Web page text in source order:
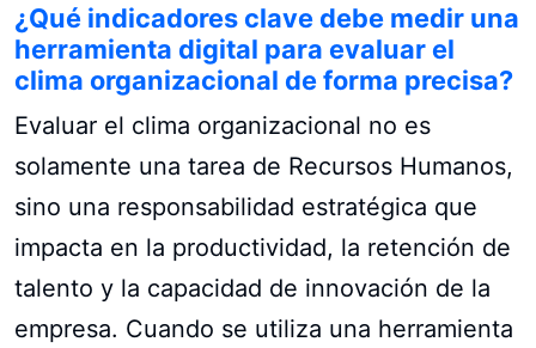
¿Qué indicadores clave debe medir una
herramienta digital para evaluar el
clima organizacional de forma precisa?
Evaluar el clima organizacional no es
solamente una tarea de Recursos Humanos,
sino una responsabilidad estratégica que
impacta en la productividad, la retención de
talento y la capacidad de innovación de la
empresa. Cuando se utiliza una herramienta